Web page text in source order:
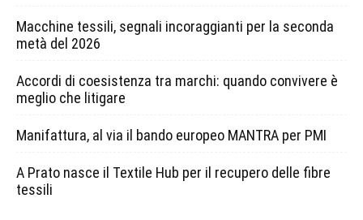
Macchine tessili, segnali incoraggianti per la seconda
metà del 2026
Accordi di coesistenza tra marchi: quando convivere è
meglio che litigare
Manifattura, al via il bando europeo MANTRA per PMI
A Prato nasce il Textile Hub per il recupero delle fibre
tessili